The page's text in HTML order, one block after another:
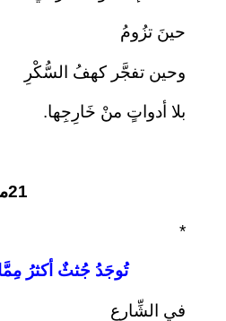
حينَ تزُومُ
وحين تفجَّر كهفُ السُّكْرِ
بلا أدواتٍ منْ خَارِجِها.
21من يوليو 2024 ميلادية
*
تُوجَدُ جُثثٌ أكثرُ
في الشِّارعِ